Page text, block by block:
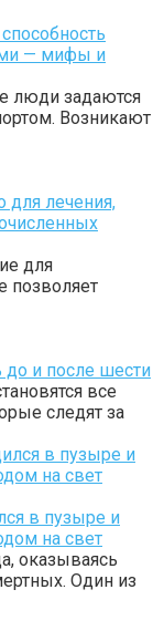
— мифы и
люди задаются
Возникают
для лечения,
для
позволяет
до и после шести
все
следят за
в пузыре и
на свет
оказываясь
Один из